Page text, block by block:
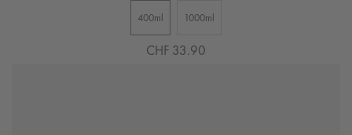
400ml 1000ml
CHF 33.90